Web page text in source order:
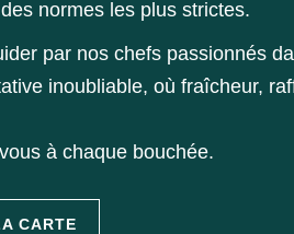
normes les plus strictes.
par nos chefs passionnés
inoubliable, où fraîcheur,
à chaque bouchée.
CARTE